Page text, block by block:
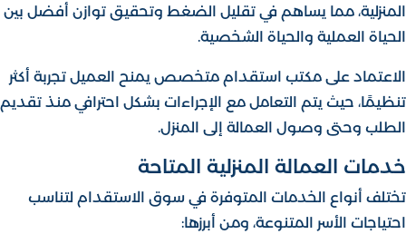
المنزلية، مما يساهم في تقليل الضغط وتحقيق توازن أفضل بين
الحياة العملية والحياة الشخصية.
الاعتماد على مكتب استقدام متخصص يمنح العميل تجربة أكثر
تنظيمًا، حيث يتم التعامل مع الإجراءات بشكل احترافي منذ تقديم
الطلب وحتى وصول العمالة إلى المنزل.
خدمات العمالة المنزلية المتاحة
تختلف أنواع الخدمات المتوفرة في سوق الاستقدام لتناسب
احتياجات الأسر المتنوعة، ومن أبرزها: